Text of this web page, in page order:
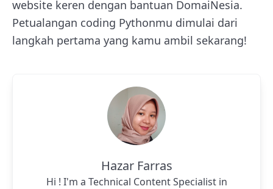
website keren dengan bantuan DomaiNesia.
Petualangan coding Pythonmu dimulai dari
langkah pertama yang kamu ambil sekarang!
Hazar Farras
Hi ! I'm a Technical Content Specialist in